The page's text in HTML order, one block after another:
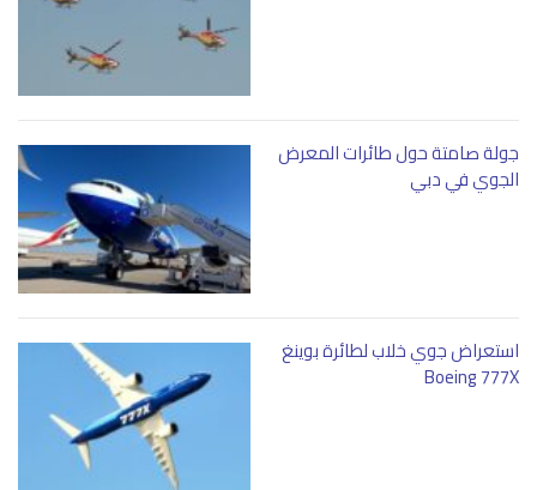
جولة صامتة حول طائرات المعرض
الجوي في دبي
استعراض جوي خلاب لطائرة بوينغ
Boeing 777X